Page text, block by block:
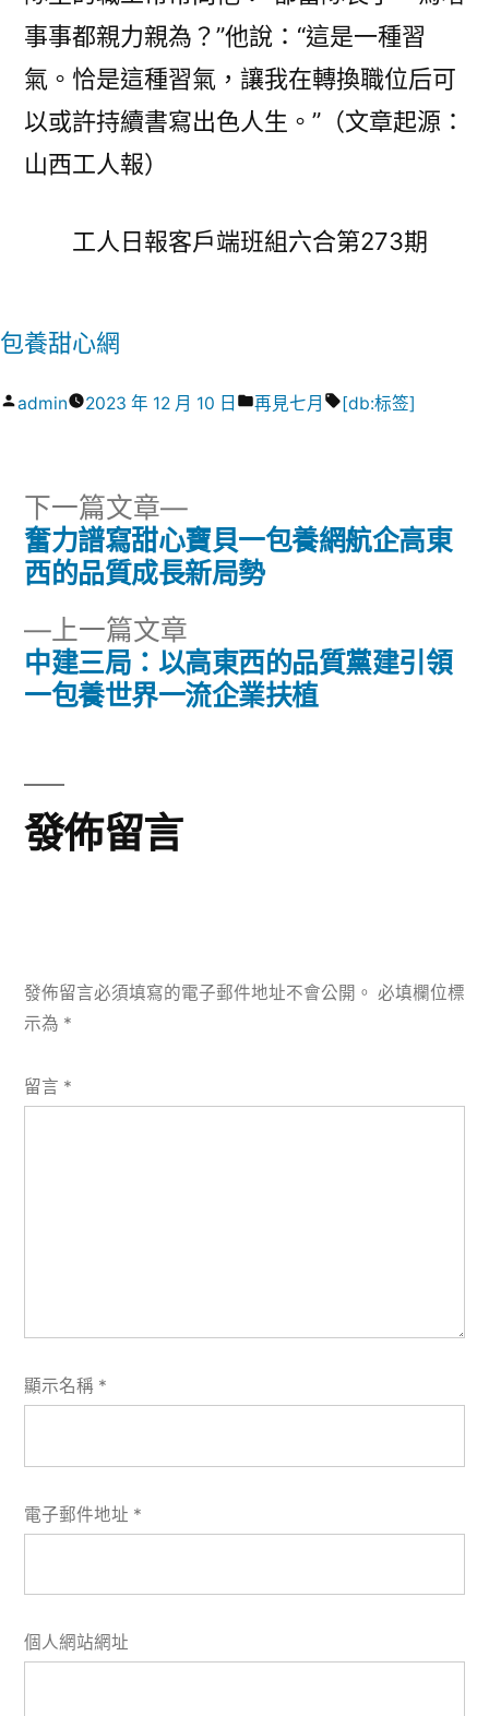
事事都親力親為？”他說：“這是一種習
氣。恰是這種習氣，讓我在轉換職位后可
以或許持續書寫出色人生。”（文章起源：
山西工人報）
工人日報客戶端班組六合第273期
包養甜心網
作
admin 2023 年 12 月 10 日
分
再見七月
標
[db:标签]
文
導
覽
上一篇文章
一
篇
中建三局：以高東西的品質黨建引領
一包養世界一流企業扶植
下一篇文章
下
一
篇
奮力譜寫甜心寶貝一包養網航企高東
西的品質成長新局勢
發佈留言
發佈留言必須填寫的電子郵件地址不會公開。 必填欄位標
示為 *
留言 *
顯示名稱 *
電子郵件地址 *
個人網站網址